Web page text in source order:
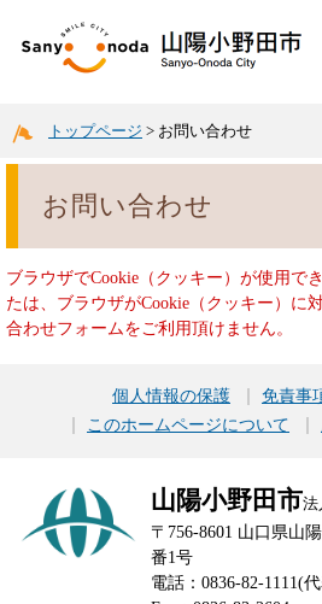
トップページ > お問い合わせ
お問い合わせ
ブラウザでCookie（クッキー）が使用で
たは、ブラウザがCookie（クッキー）に
合わせフォームをご利用頂けません。
個人情報の保護 免責事
このホームページについて
山陽小野田市法
〒756-8601 山口県山
番1号
電話：0836-82-1111(